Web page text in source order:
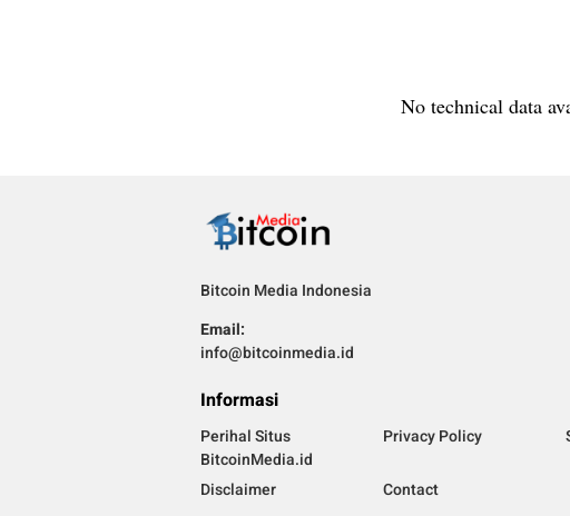
No technical data
Bitcoin Media Indonesia
Email:
info@bitcoinmedia.id
Informasi
Perihal Situs
BitcoinMedia.id
Privacy Policy
Disclaimer Contact